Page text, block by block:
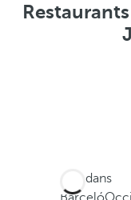
Ces dans